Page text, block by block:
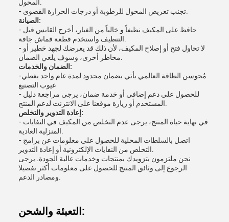
الصيانة:
- حافظ على المكيف نظيفاً و خالياً من الغبار، أخرج القابس قبل
- لا تحاول فتح أو إصلاح المكيف، لأن ذلك قد يعرضك لجهد خطير أو
الضمان والخدمات:
-مُحوسن الطاقة العالمي يأتي بضمان محدود لمدة عام واحد يغطي
عيوب التصنيع
- للحصول على دعم إضافي أو خدمة ضمان، يرجى مراجعة دليل
إعادة التدوير والتخلص:
- في نهاية حياة المنتج، يرجى عدم التخلص من المكيف في النفايات
- اتصل بالسلطات المحلية للحصول على معلومات عن برامج
نحن ملتزمون بتزويدك بمنتجات وخدمات عالية الجودة. يرجى
الرجوع إلى وثائق المنتج للحصول على معلومات أكثر تفصيلا
التعبئة والشحن: